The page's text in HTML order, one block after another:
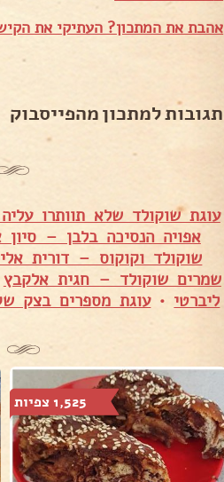
אהבת את המתכון? העתיקי את
תגובות למתכון מהפייסבוק
עוגת שוקולד שלא תוותרו
אפויה הנסיכה בלבן – סיון
שוקולד וקוקוס – דורית
שמרים שוקולד – חגית אלקבץ
ליברטי •עוגת מספרים בצק
1,525 צפיות